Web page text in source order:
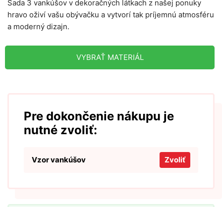
Sada 3 vankúšov v dekoračných látkach z našej ponuky
hravo oživí vašu obývačku a vytvorí tak príjemnú atmosféru
a moderný dizajn.
VYBRAŤ MATERIÁL
Pre dokončenie nákupu je
nutné zvoliť:
Vzor vankúšov Zvoliť